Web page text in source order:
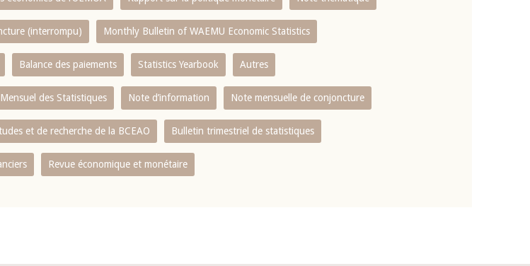
(interrompu) Monthly Bulletin of WAEMU Economic Statistics
Balance des paiements Statistics Yearbook Autres
des Statistiques Note d’information Note mensuelle de conjoncture
et de recherche de la BCEAO Bulletin trimestriel de statistiques
Revue économique et monétaire